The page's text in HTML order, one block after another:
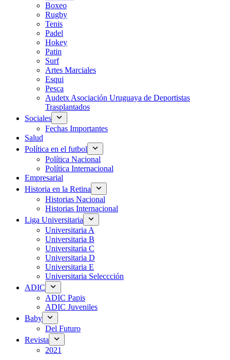
Boxeo
Rugby
Tenis
Padel
Hokey
Patin
Surf
Artes Marciales
Esqui
Pesca
Audetx Asociación Uruguaya de Deportistas
Trasplantados
Sociales
Fechas Importantes
Salud
Política en el futbol
Política Nacional
Política Internacional
Empresarial
Historia en la Retina
Historias Nacional
Historias Internacional
Liga Universitaria
Universitaria A
Universitaria B
Universitaria C
Universitaria D
Universitaria E
Universitaria Seleccción
ADIC
ADIC Papis
ADIC Juveniles
Baby
Del Futuro
Revista
2021